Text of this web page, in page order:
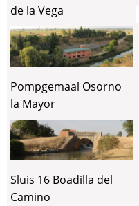
de la Vega
Pompgemaal Osorno
la Mayor
Sluis 16 Boadilla del
Camino